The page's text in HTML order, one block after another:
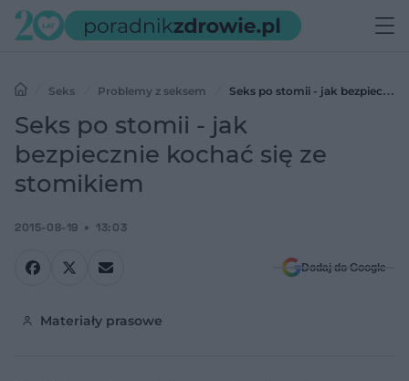
Seks Problemy z seksem
Seks po stomii - jak bezpiecznie
kochać się ze stomikiem
Seks po stomii - jak
bezpiecznie kochać się ze
stomikiem
2015-08-19 13:03
Dodaj do Google
Materiały prasowe